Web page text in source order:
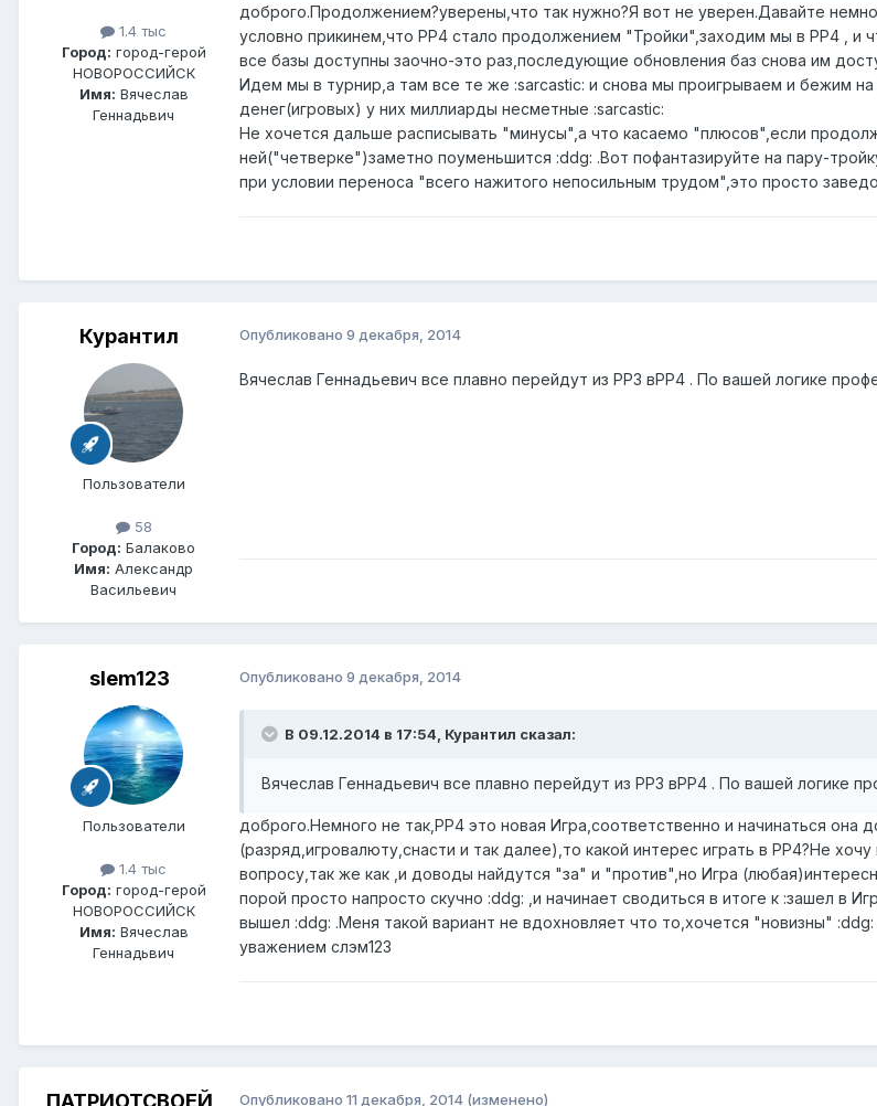
1.4 тыс
Город: город-герой
НОВОРОССИЙСК
Имя: Вячеслав
Геннадьвич
доброго.Продолжением?уверены,что так нужно?Я вот не уверен.Давайте
условно прикинем,что РР4 стало продолжением "Тройки",заходим мы в РР4 , и
все базы доступны заочно-это раз,последующие обновления баз снова им
Идем мы в турнир,а там все те же :sarcastic: и снова мы проигрываем и бежим
денег(игровых) у них миллиарды несметные :sarcastic:
Не хочется дальше расписывать "минусы",а что касаемо "плюсов",если
ней("четверке")заметно поуменьшится :ddg: .Вот пофантазируйте на пару-
при условии переноса "всего нажитого непосильным трудом",это просто
Курантил
Пользователи
58
Город: Балаково
Имя: Александр
Васильевич
Опубликовано 9 декабря, 2014
Вячеслав Геннадьевич все плавно перейдут из РР3 вРР4 . По вашей логике
slem123
Пользователи
1.4 тыс
Город: город-герой
НОВОРОССИЙСК
Имя: Вячеслав
Геннадьвич
Опубликовано 9 декабря, 2014
В 09.12.2014 в 17:54, Курантил сказал:
Вячеслав Геннадьевич все плавно перейдут из РР3 вРР4 . По вашей логике
доброго.Немного не так,РР4 это новая Игра,соответственно и начинаться
(разряд,игровалюту,снасти и так далее),то какой интерес играть в РР4?Не
вопросу,так же как ,и доводы найдутся "за" и "против",но Игра
порой просто напросто скучно :ddg: ,и начинает сводиться в итоге к :зашел в
вышел :ddg: .Меня такой вариант не вдохновляет что то,хочется "новизны"
уважением слэм123
ПАТРИОТСВОЕЙ Опубликовано 11 декабря, 2014 (изменено)